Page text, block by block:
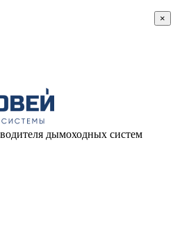
дымоходных систем
×